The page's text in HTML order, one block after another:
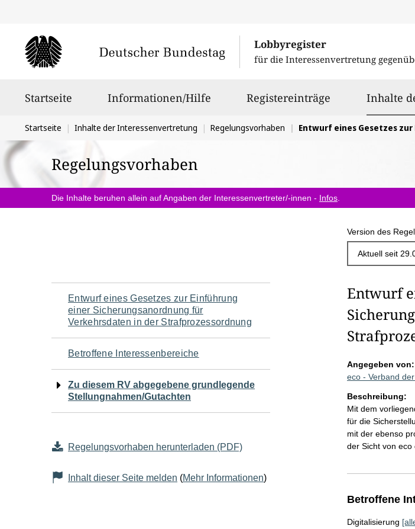
Lobbyregister
für die Interessenvertretung
Startseite Informationen/Hilfe Registereinträge Inhalte
Sie
befinden
sich
hier:
Startseite Inhalte der Interessenvertretung Regelungsvorhaben Entwurf eines Gesetzes zur Einführung einer Sicherungsanordnung für
Regelungsvorhaben
Die Inhalte beruhen allein auf Angaben der Interessenvertreter/-innen - Infos
Version des
Navigation
für
den
Seiteninhalt
Entwurf eines Gesetzes zur Einführung
einer Sicherungsanordnung für
Verkehrsdaten in der Strafprozessordnung
Betroffene Interessenbereiche
Zu diesem RV abgegebene grundlegende
Stellungnahmen/Gutachten
Regelungsvorhaben herunterladen (PDF)
Inhalt dieser Seite melden (Mehr Informationen)
Entwurf
Angegeben von:
eco - Verband
Beschreibung:
Mit dem
für die
mit der ebenso
der Sicht von eco
Betroffene
Digitalisierung